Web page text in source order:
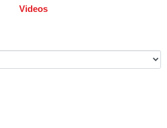
Videos